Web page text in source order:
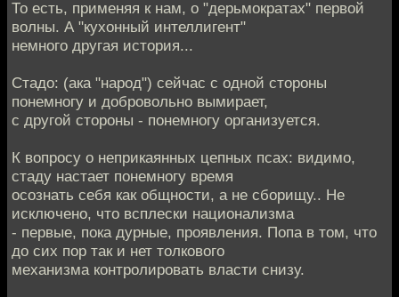
То есть, применяя к нам, о "дерьмократах" первой
волны. А "кухонный интеллигент"
немного другая история...
Стадо: (ака "народ") сейчас с одной стороны
понемногу и добровольно вымирает,
с другой стороны - понемногу организуется.
К вопросу о неприкаянных цепных псах: видимо,
стаду настает понемногу время
осознать себя как общности, а не сборищу.. Не
исключено, что всплески национализма
- первые, пока дурные, проявления. Попа в том, что
до сих пор так и нет толкового
механизма контролировать власти снизу.